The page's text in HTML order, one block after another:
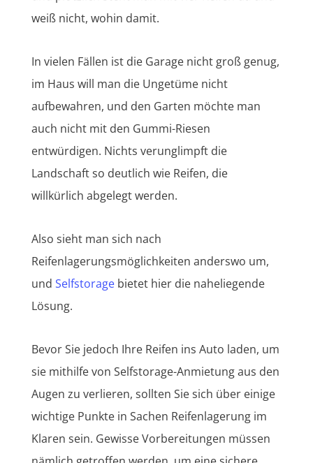
weiß nicht, wohin damit.
In vielen Fällen ist die Garage nicht groß genug,
im Haus will man die Ungetüme nicht
aufbewahren, und den Garten möchte man
auch nicht mit den Gummi-Riesen
entwürdigen. Nichts verunglimpft die
Landschaft so deutlich wie Reifen, die
willkürlich abgelegt werden.
Also sieht man sich nach
Reifenlagerungsmöglichkeiten anderswo um,
und Selfstoragebietet hier die naheliegende
Lösung.
Bevor Sie jedoch Ihre Reifen ins Auto laden, um
sie mithilfe von Selfstorage-Anmietung aus den
Augen zu verlieren, sollten Sie sich über einige
wichtige Punkte in Sachen Reifenlagerung im
Klaren sein. Gewisse Vorbereitungen müssen